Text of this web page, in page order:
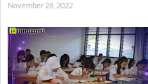
November 28, 2022